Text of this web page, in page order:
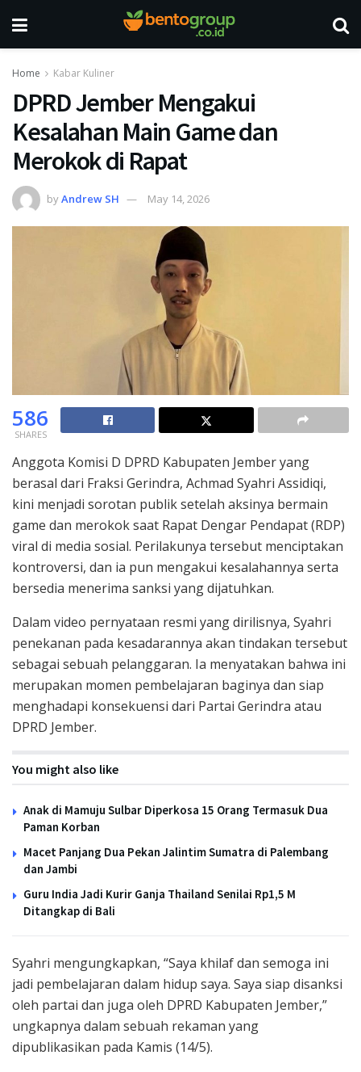
Home Kabar Kuliner
DPRD Jember Mengakui
Kesalahan Main Game dan
Merokok di Rapat
byAndrew SH May 14, 2026
586
SHARES
Anggota Komisi D DPRD Kabupaten Jember yang
berasal dari Fraksi Gerindra, Achmad Syahri Assidiqi,
kini menjadi sorotan publik setelah aksinya bermain
game dan merokok saat Rapat Dengar Pendapat (RDP)
viral di media sosial. Perilakunya tersebut menciptakan
kontroversi, dan ia pun mengakui kesalahannya serta
bersedia menerima sanksi yang dijatuhkan.
Dalam video pernyataan resmi yang dirilisnya, Syahri
penekanan pada kesadarannya akan tindakan tersebut
sebagai sebuah pelanggaran. Ia menyatakan bahwa ini
merupakan momen pembelajaran baginya dan siap
menghadapi konsekuensi dari Partai Gerindra atau
DPRD Jember.
You might also like
Anak di Mamuju Sulbar Diperkosa 15 Orang Termasuk Dua
Paman Korban
Macet Panjang Dua Pekan Jalintim Sumatra di Palembang
dan Jambi
Guru India Jadi Kurir Ganja Thailand Senilai Rp1,5 M
Ditangkap di Bali
Syahri mengungkapkan, “Saya khilaf dan semoga ini
jadi pembelajaran dalam hidup saya. Saya siap disanksi
oleh partai dan juga oleh DPRD Kabupaten Jember,”
ungkapnya dalam sebuah rekaman yang
dipublikasikan pada Kamis (14/5).